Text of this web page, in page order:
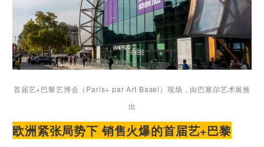
首届艺+巴黎艺博会（Paris+ par Art Basel）现场， 由巴塞尔艺术展推
出
欧洲紧张局势下 销售火爆的首届艺+巴黎